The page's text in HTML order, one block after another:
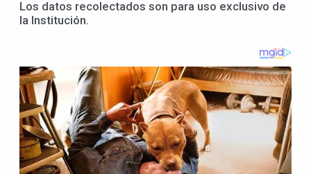
Los datos recolectados son para uso exclusivo de
la Institución.